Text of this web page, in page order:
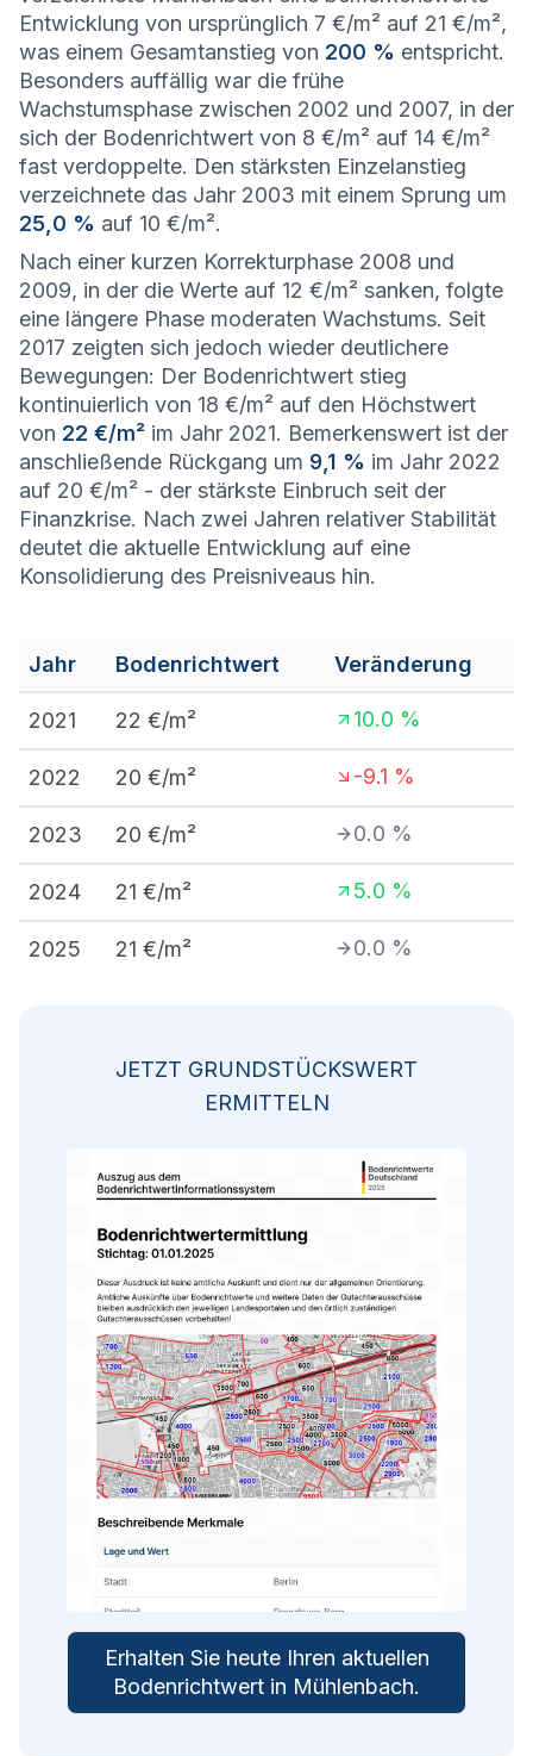
Entwicklung von ursprünglich 7 €/m² auf 21 €/m²,
was einem Gesamtanstieg von 200 % entspricht.
Besonders auffällig war die frühe
Wachstumsphase zwischen 2002 und 2007, in der
sich der Bodenrichtwert von 8 €/m² auf 14 €/m²
fast verdoppelte. Den stärksten Einzelanstieg
verzeichnete das Jahr 2003 mit einem Sprung um
25,0 % auf 10 €/m².
Nach einer kurzen Korrekturphase 2008 und
2009, in der die Werte auf 12 €/m² sanken, folgte
eine längere Phase moderaten Wachstums. Seit
2017 zeigten sich jedoch wieder deutlichere
Bewegungen: Der Bodenrichtwert stieg
kontinuierlich von 18 €/m² auf den Höchstwert
von 22 €/m² im Jahr 2021. Bemerkenswert ist der
anschließende Rückgang um 9,1 % im Jahr 2022
auf 20 €/m² - der stärkste Einbruch seit der
Finanzkrise. Nach zwei Jahren relativer Stabilität
deutet die aktuelle Entwicklung auf eine
Konsolidierung des Preisniveaus hin.
Jahr Bodenrichtwert Veränderung
2021 22 €/m² 10.0 %
2022 20 €/m² -9.1 %
2023 20 €/m² 0.0 %
2024 21 €/m² 5.0 %
2025 21 €/m² 0.0 %
JETZT GRUNDSTÜCKSWERT
ERMITTELN
Erhalten Sie heute Ihren aktuellen
Bodenrichtwert in Mühlenbach.